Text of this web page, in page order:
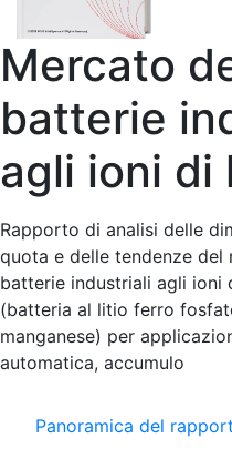
Mercato
batterie
agli ioni di
Rapporto di analisi delle
quota e delle tendenze del
batterie industriali agli ioni
(batteria al litio ferro
manganese) per
automatica, accumulo
Panoramica del